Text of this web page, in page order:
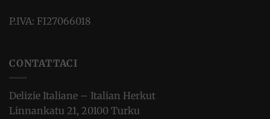
P.IVA: FI27066018
CONTATTACI
Delizie Italiane – Italian Herkut
Linnankatu 21, 20100 Turku